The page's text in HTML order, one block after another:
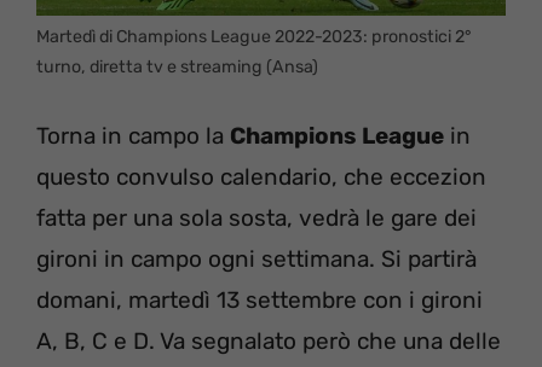
Martedì di Champions League 2022-2023: pronostici 2°
turno, diretta tv e streaming (Ansa)
Torna in campo la Champions League in
questo convulso calendario, che eccezion
fatta per una sola sosta, vedrà le gare dei
gironi in campo ogni settimana. Si partirà
domani, martedì 13 settembre con i gironi
A, B, C e D. Va segnalato però che una delle